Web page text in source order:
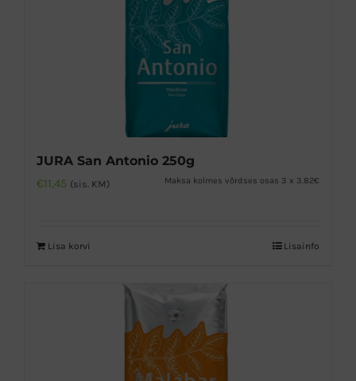
JURA San Antonio 250g
€11,45 (sis. KM) Maksa kolmes võrdses osas 3 x 3.82€
Lisa korvi Lisainfo